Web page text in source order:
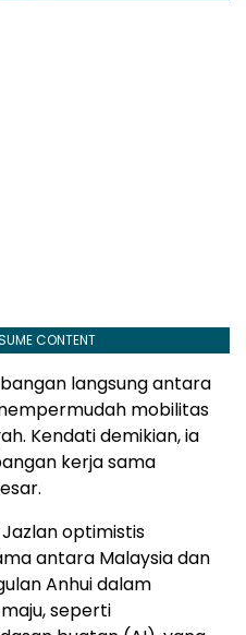
CONTENT
langsung antara
mobilitas
Kendati demikian, ia
kerja sama
optimistis
antara Malaysia dan
Anhui dalam
seperti